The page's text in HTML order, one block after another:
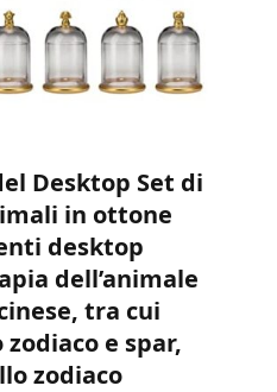
Desktop Set di
in ottone
desktop
dell’animale
tra cui
e spar,
zodiaco